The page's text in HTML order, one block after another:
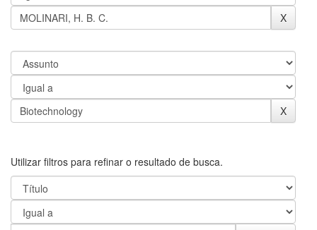
Utilizar filtros para refinar o resultado de busca.